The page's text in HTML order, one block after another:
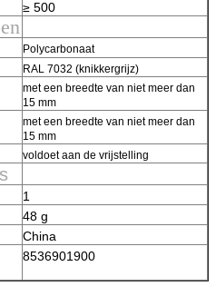
≥ 500
Polycarbonaat
RAL 7032 (knikkergrijz)
met een breedte van niet meer dan
15 mm
met een breedte van niet meer dan
15 mm
voldoet aan de vrijstelling
1
48 g
China
8536901900